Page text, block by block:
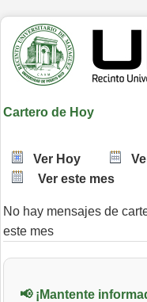
Cartero de Hoy
Ver Hoy
Ver este mes
No hay mensajes de
este mes
📢 ¡Mantente